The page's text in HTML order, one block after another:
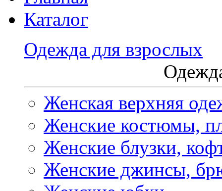
Каталог
Одежда для взрослых
Женская верхняя
Женские костюмы,
Женские блузки,
Женские джинсы,